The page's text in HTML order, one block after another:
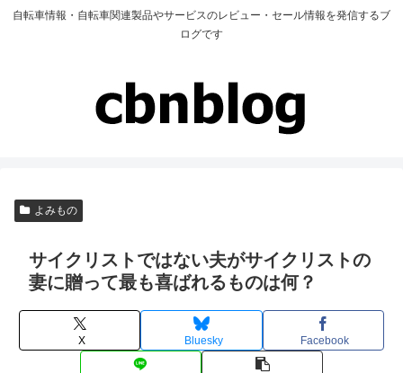
自転車情報・自転車関連製品やサービスのレビュー・セール情報を発信するブ
ログです
よみもの
サイクリストではない夫がサイクリストの
妻に贈って最も喜ばれるものは何？
X Bluesky Facebook